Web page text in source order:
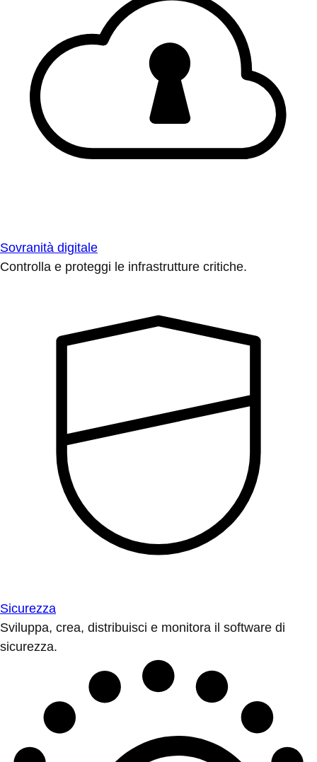
Sovranità digitale
Controlla e proteggi le infrastrutture critiche.
Sicurezza
Sviluppa, crea, distribuisci e monitora il software di
sicurezza.